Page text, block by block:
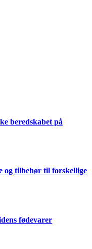
beredskabet på
og tilbehør til forskellige
fødevarer